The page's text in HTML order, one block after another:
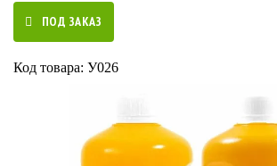
ПОД ЗАКАЗ
Код товара: У026